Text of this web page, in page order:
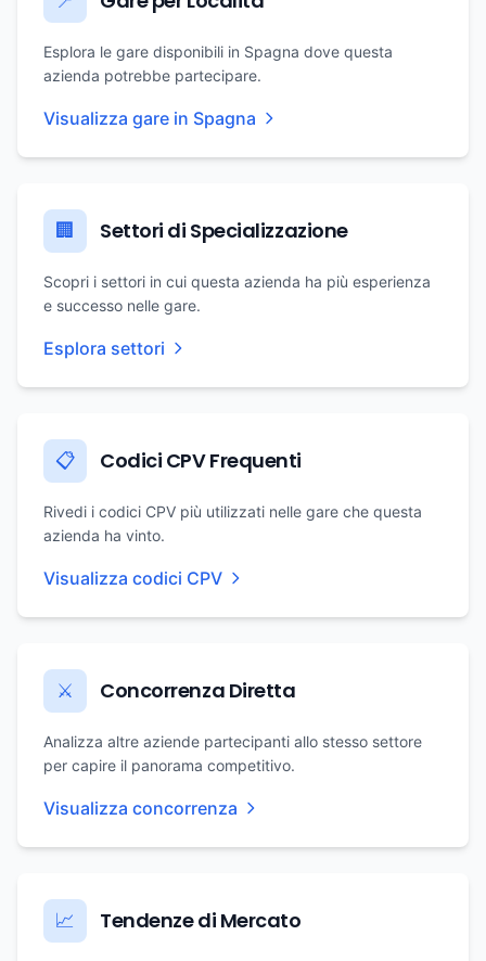
Esplora le gare disponibili in Spagna dove questa
azienda potrebbe partecipare.
Visualizza gare in Spagna
🏢 Settori di Specializzazione
Scopri i settori in cui questa azienda ha più esperienza
e successo nelle gare.
Esplora settori
📋 Codici CPV Frequenti
Rivedi i codici CPV più utilizzati nelle gare che questa
azienda ha vinto.
Visualizza codici CPV
⚔️ Concorrenza Diretta
Analizza altre aziende partecipanti allo stesso settore
per capire il panorama competitivo.
Visualizza concorrenza
📈 Tendenze di Mercato